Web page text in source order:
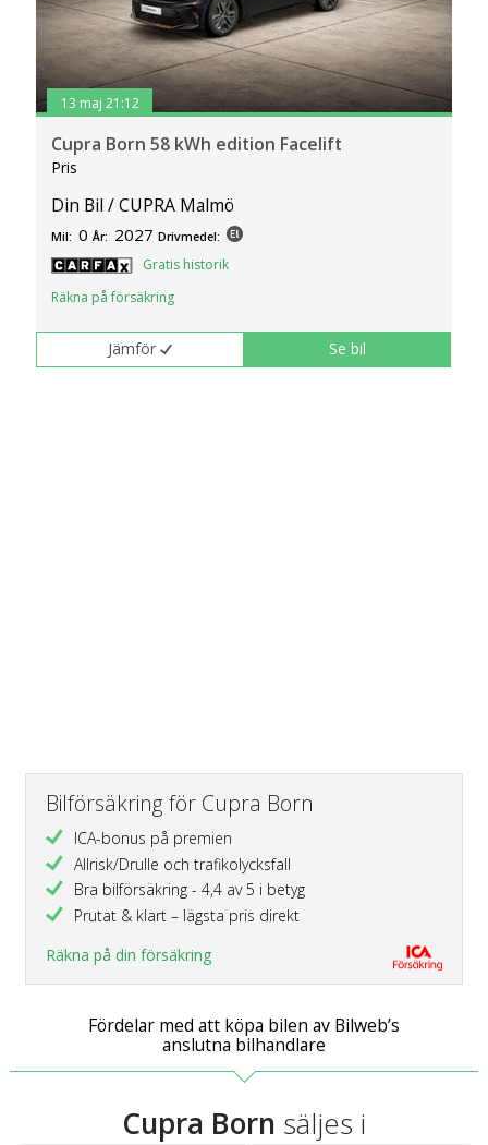
13 maj 21:12
Cupra Born 58 kWh edition Facelift
Pris
Din Bil / CUPRA Malmö
Mil: 0 År: 2027 Drivmedel:
Gratis historik
Räkna på försäkring
Jämför Se bil
Bilförsäkring för Cupra Born
ICA-bonus på premien
Allrisk/Drulle och trafikolycksfall
Bra bilförsäkring - 4,4 av 5 i betyg
Prutat & klart – lägsta pris direkt
Räkna på din försäkring
Fördelar med att köpa bilen av Bilweb’s
anslutna bilhandlare
Cupra Born säljes i